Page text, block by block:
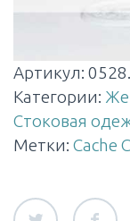
Артикул: 0528.
Категории:
Стоковая
Метки: Cache